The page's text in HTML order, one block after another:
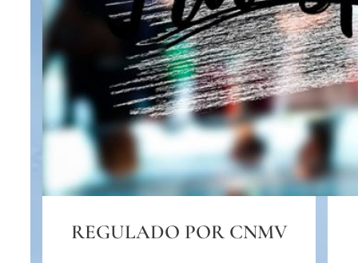
REGULADO POR CNMV